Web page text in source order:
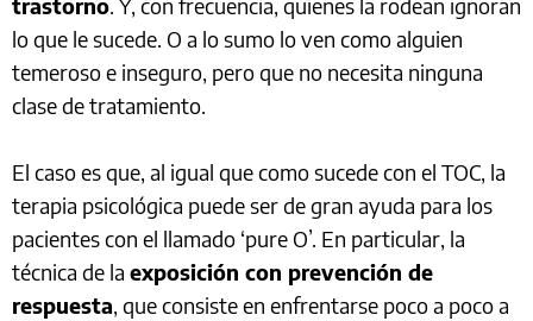
trastorno. Y, con frecuencia, quienes la rodean ignoran
lo que le sucede. O a lo sumo lo ven como alguien
temeroso e inseguro, pero que no necesita ninguna
clase de tratamiento.
El caso es que, al igual que como sucede con el TOC, la
terapia psicológica puede ser de gran ayuda para los
pacientes con el llamado ‘pure O’. En particular, la
técnica de la exposición con prevención de
respuesta, que consiste en enfrentarse poco a poco a